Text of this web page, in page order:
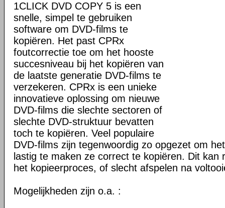
1CLICK DVD COPY 5 is een
snelle, simpel te gebruiken
software om DVD-films te
kopiëren. Het past CPRx
foutcorrectie toe om het hooste
succesniveau bij het kopiëren van
de laatste generatie DVD-films te
verzekeren. CPRx is een unieke
innovatieve oplossing om nieuwe
DVD-films die slechte sectoren of
slechte DVD-struktuur bevatten
toch te kopiëren. Veel populaire
DVD-films zijn tegenwoordig zo opgezet om
lastig te maken ze correct te kopiëren. Dit kan
het kopieerproces, of slecht afspelen na
Mogelijkheden zijn o.a. :